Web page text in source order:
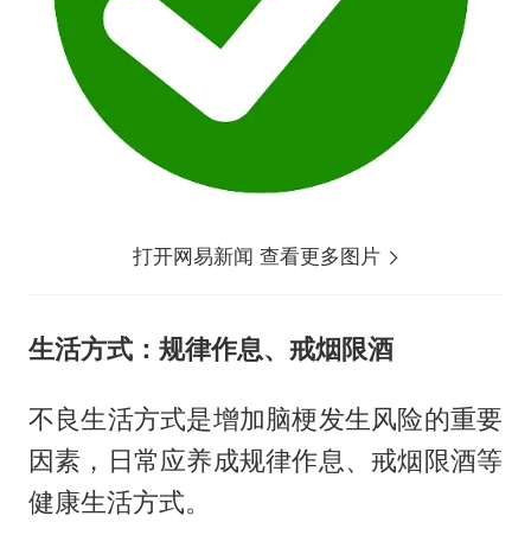
打开网易新闻 查看更多图片
生活方式：规律作息、戒烟限酒
不良生活方式是增加脑梗发生风险的重要
因素，日常应养成规律作息、戒烟限酒等
健康生活方式。